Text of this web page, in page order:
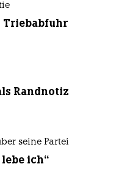
Triebabfuhr
Randnotiz
seine Partei
lebe ich“